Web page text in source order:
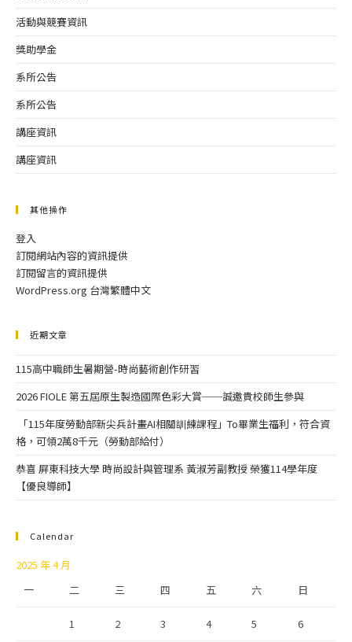
活動與競賽資訊
獎助學金
系所公告
系所公告
講座資訊
講座資訊
其他操作
登入
訂閱網站內容的資訊提供
訂閱留言的資訊提供
WordPress.org 台灣繁體中文
近期文章
115高中職師生暑期營-時尚藝術創作研習
2026 FIOLE 第五屆原生製造國際色彩大賞──誠邀貴校師生參與
「115年度勞動部新尖兵計畫AI相關訓練課程」To畢業生福利，符合資
格，可領2萬8千元（勞動部給付）
恭喜 屏東科技大學 時尚設計與管理系 黃淑芳副教授 榮獲114學年度
【優良導師】
Calendar
2025 年 4 月
一
二 三 四 五 六 日
1 2 3 4 5 6